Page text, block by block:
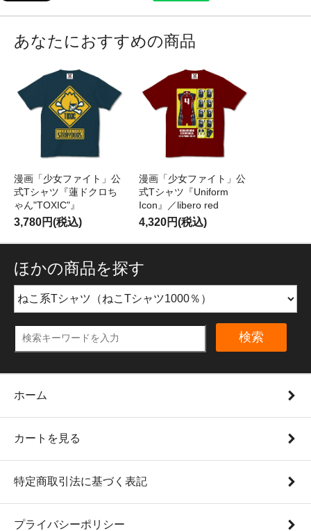
あなたにおすすめの商品
漫画「少女ファイト」公
式Tシャツ『蓮ドクロち
ゃん"TOXIC"』
3,780円(税込)
漫画「少女ファイト」公
式Tシャツ『Uniform
Icon』／libero red
4,320円(税込)
ほかの商品を探す
検索
ホーム
カートを見る
特定商取引法に基づく表記
プライバシーポリシー